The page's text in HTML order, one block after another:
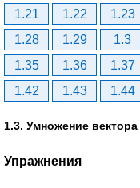
1.21 1.22 1.23
1.28
1.29 1.3
1.35
1.36 1.37
1.42
1.43 1.44
1.3. Умножение
Упражнения